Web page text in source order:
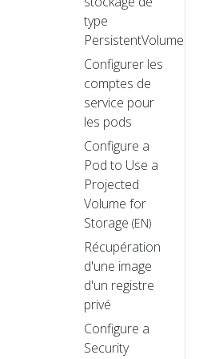
type
PersistentVolume
Configurer les
comptes de
service pour
les pods
Configure a
Pod to Use a
Projected
Volume for
Storage (EN)
Récupération
d'une image
d'un registre
privé
Configure a
Security